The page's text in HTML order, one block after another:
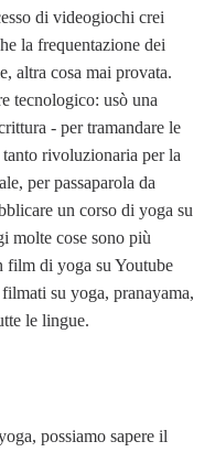
di videogiochi crei
la frequentazione dei
altra cosa mai provata.
tecnologico: usò una
- per tramandare le
tanto rivoluzionaria per la
per passaparola da
un corso di yoga su
molte cose sono più
film di yoga su Youtube
su yoga, pranayama,
le lingue.
possiamo sapere il